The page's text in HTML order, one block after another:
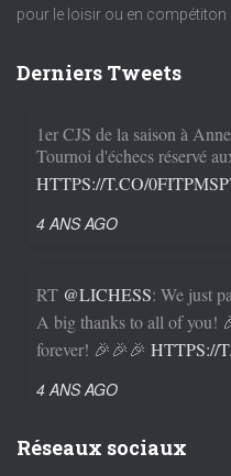
pour le loisir ou en compétiton
Derniers Tweets
1er CJS de la saison à
Tournoi d'échecs réservé
HTTPS://T.CO/
4 ANS AGO
RT @LICHESS: We just
A big thanks to all of you!
forever! 🎉🎉🎉 HTTPS://
4 ANS AGO
Réseaux sociaux